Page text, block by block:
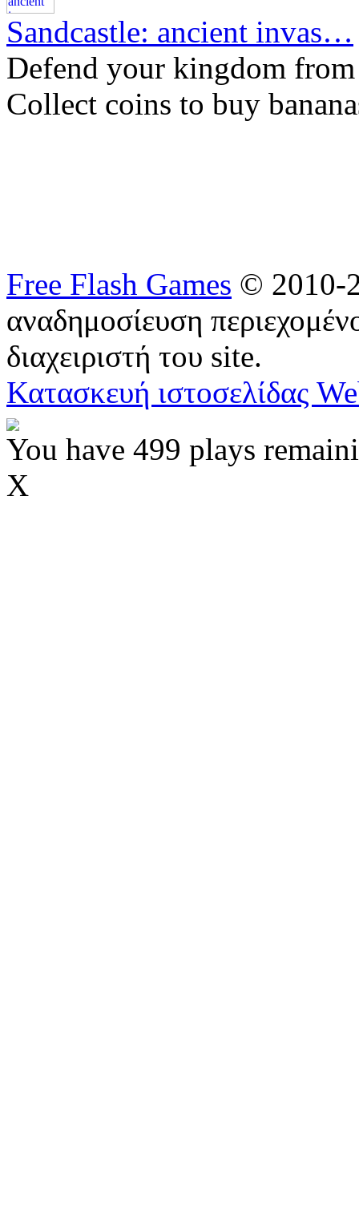
Sandcastle: ancient invas…
Defend your kingdom
Collect coins to buy
Free Flash Games © 2010-
αναδημοσίευση
διαχειριστή του site.
Κατασκευή ιστοσελίδας
You have 499 plays
X